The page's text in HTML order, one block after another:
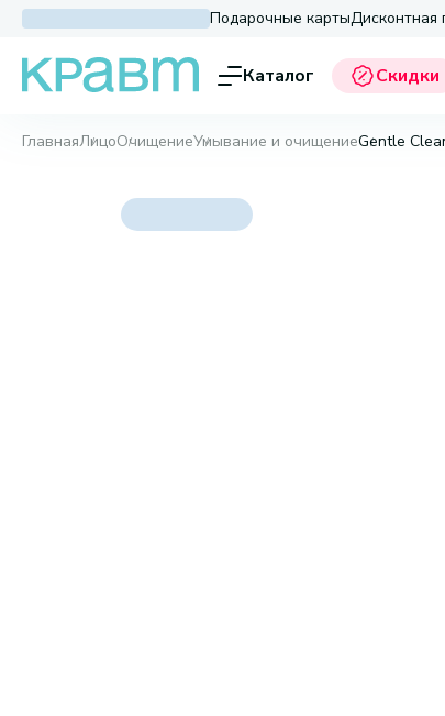
Подарочные картыДисконтная
Каталог Скидки
ГлавнаяЛицоОчищениеУмывание и очищениеGentle